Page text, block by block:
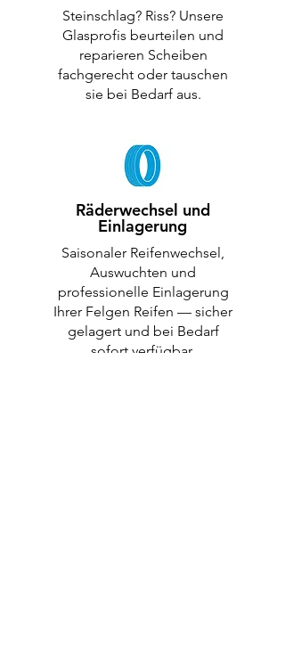
Steinschlag? Riss? Unsere
Glasprofis beurteilen und
reparieren Scheiben
fachgerecht oder tauschen
sie bei Bedarf aus.
Räderwechsel und
Einlagerung
Saisonaler Reifenwechsel,
Auswuchten und
professionelle Einlagerung
Ihrer Felgen Reifen — sicher
gelagert und bei Bedarf
sofort verfügbar.